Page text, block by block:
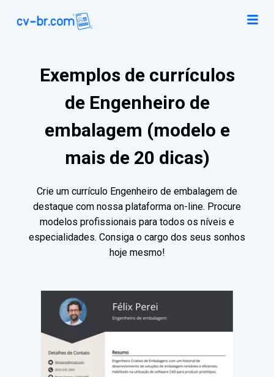
Exemplos de currículos
de Engenheiro de
embalagem (modelo e
mais de 20 dicas)
Crie um currículo Engenheiro de embalagem de
destaque com nossa plataforma on-line. Procure
modelos profissionais para todos os níveis e
especialidades. Consiga o cargo dos seus sonhos
hoje mesmo!